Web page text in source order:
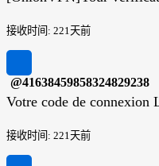
接收时间: 221天前
@41638459858324829238
Votre code de connexion
接收时间: 221天前